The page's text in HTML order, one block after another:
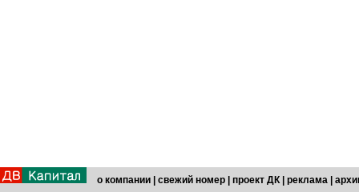
о компании свежий номер проект ДК реклама